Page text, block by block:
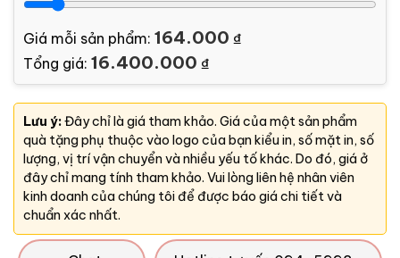
Giá mỗi sản phẩm: 164.000 ₫
Tổng giá: 16.400.000 ₫
Lưu ý:Đây chỉ là giá tham khảo. Giá của một sản phẩm
quà tặng phụ thuộc vào logo của bạn kiểu in, số mặt in, số
lượng, vị trí vận chuyển và nhiều yếu tố khác. Do đó, giá ở
đây chỉ mang tính tham khảo. Vui lòng liên hệ nhân viên
kinh doanh của chúng tôi để được báo giá chi tiết và
chuẩn xác nhất.